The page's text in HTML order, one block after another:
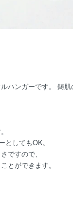
ハンガーです。 鋳
してもOK。
ですので、
とができます。